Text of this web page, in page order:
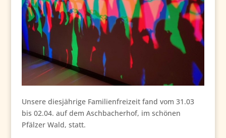
Unsere diesjährige Familienfreizeit fand vom 31.03
bis 02.04. auf dem Aschbacherhof, im schönen
Pfälzer Wald, statt.